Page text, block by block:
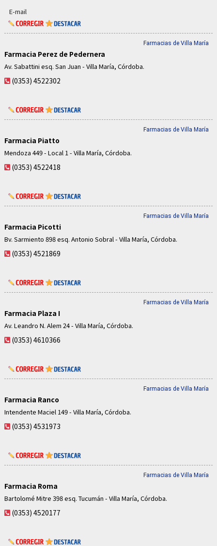
E-mail
Farmacias de Villa María
Farmacia Perez de Pedernera
Av. Sabattini esq. San Juan - Villa María, Córdoba.
(0353) 4522302
Farmacias de Villa María
Farmacia Piatto
Mendoza 449 - Local 1 - Villa María, Córdoba.
(0353) 4522418
Farmacias de Villa María
Farmacia Picotti
Bv. Sarmiento 898 esq. Antonio Sobral - Villa María, Córdoba.
(0353) 4521869
Farmacias de Villa María
Farmacia Plaza I
Av. Leandro N. Alem 24 - Villa María, Córdoba.
(0353) 4610366
Farmacias de Villa María
Farmacia Ranco
Intendente Maciel 149 - Villa María, Córdoba.
(0353) 4531973
Farmacias de Villa María
Farmacia Roma
Bartolomé Mitre 398 esq. Tucumán - Villa María, Córdoba.
(0353) 4520177